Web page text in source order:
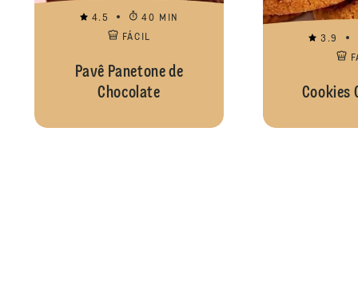
4.5
40 MIN
FÁCIL
Pavê Panetone de
Chocolate
3.9
Cookies